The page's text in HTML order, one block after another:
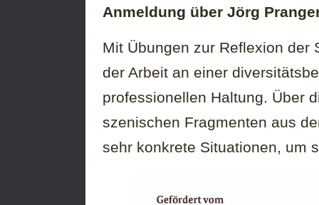
Anmeldung über Jörg
Mit Übungen zur Reflexion der
der Arbeit an einer
professionellen Haltung. Über
szenischen Fragmenten aus
sehr konkrete Situationen, um